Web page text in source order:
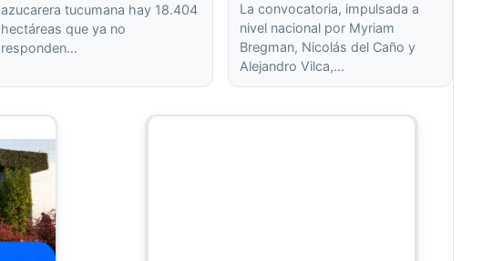
azucarera tucumana hay 18.404
hectáreas que ya no
responden…
La convocatoria, impulsada a
nivel nacional por Myriam
Bregman, Nicolás del Caño y
Alejandro Vilca,…